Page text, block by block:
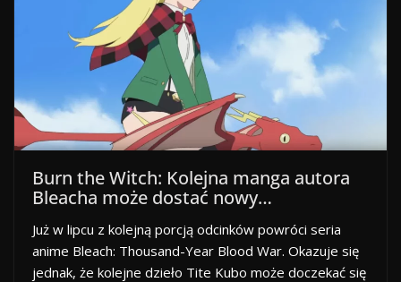
Burn the Witch: Kolejna manga autora
Bleacha może dostać nowy…
Już w lipcu z kolejną porcją odcinków powróci seria
anime Bleach: Thousand-Year Blood War. Okazuje się
jednak, że kolejne dzieło Tite Kubo może doczekać się